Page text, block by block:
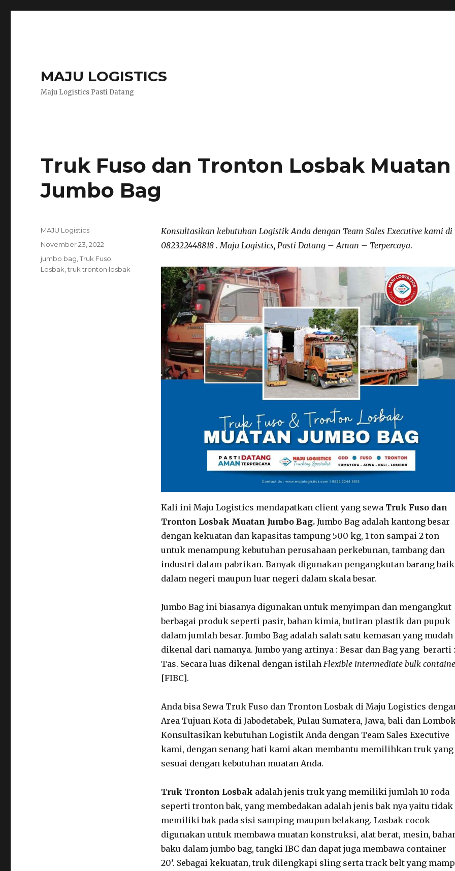
MAJU LOGISTICS
Maju Logistics Pasti Datang
Truk Fuso dan Tronton Losbak Muatan
Jumbo Bag
Konsultasikan kebutuhan Logistik Anda dengan Team Sales Executive kami di
082322448818 . Maju Logistics, Pasti Datang – Aman – Terpercaya.
Kali ini Maju Logistics mendapatkan client yang sewa Truk Fuso dan
Tronton Losbak Muatan Jumbo Bag.Jumbo Bag adalah kantong besar
dengan kekuatan dan kapasitas tampung 500 kg, 1 ton sampai 2 ton
untuk menampung kebutuhan perusahaan perkebunan, tambang dan
industri dalam pabrikan. Banyak digunakan pengangkutan barang baik
dalam negeri maupun luar negeri dalam skala besar.
Jumbo Bag ini biasanya digunakan untuk menyimpan dan mengangkut
berbagai produk seperti pasir, bahan kimia, butiran plastik dan pupuk
dalam jumlah besar. Jumbo Bag adalah salah satu kemasan yang mudah
dikenal dari namanya. Jumbo yang artinya : Besar dan Bag yang berarti :
Tas. Secara luas dikenal dengan istilah Flexible intermediate bulk
[FIBC].
Anda bisa Sewa Truk Fuso dan Tronton Losbak di Maju Logistics
Area Tujuan Kota di Jabodetabek, Pulau Sumatera, Jawa, bali dan
Konsultasikan kebutuhan Logistik Anda dengan Team Sales Executive
kami, dengan senang hati kami akan membantu memilihkan truk yang
sesuai dengan kebutuhan muatan Anda.
Truk Tronton Losbak adalah jenis truk yang memiliki jumlah 10 roda
seperti tronton bak, yang membedakan adalah jenis bak nya yaitu tidak
memiliki bak pada sisi samping maupun belakang. Losbak cocok
digunakan untuk membawa muatan konstruksi, alat berat, mesin,
baku dalam jumbo bag, tangki IBC dan dapat juga membawa container
20’. Sebagai kekuatan, truk dilengkapi sling serta track belt yang
Author
MAJU Logistics
Posted
on
November 23, 2022
Tags
jumbo bag ,Truk Fuso
Losbak ,truk tronton losbak